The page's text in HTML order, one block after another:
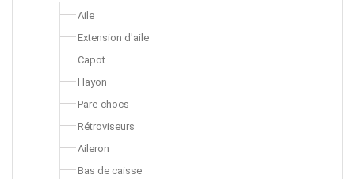
Aile
Extension d'aile
Capot
Hayon
Pare-chocs
Rétroviseurs
Aileron
Bas de caisse